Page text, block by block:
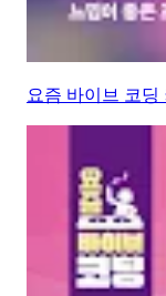
요즘 바이브 코딩